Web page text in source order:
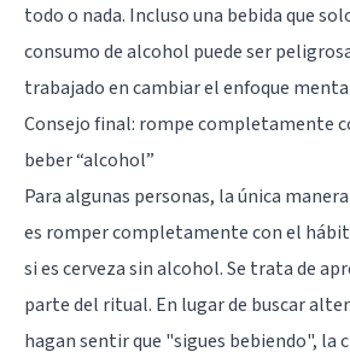
todo o nada. Incluso una bebida que
consumo de alcohol puede ser
trabajado en cambiar el enfoque
Consejo final: rompe completamente
beber “alcohol”
Para algunas personas, la única
es romper completamente con el
si es cerveza sin alcohol. Se trata de
parte del ritual. En lugar de buscar
hagan sentir que "sigues bebiendo", la